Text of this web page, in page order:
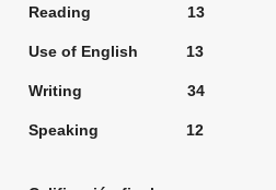
Reading 13
Use of English 13
Writing 34
Speaking 12